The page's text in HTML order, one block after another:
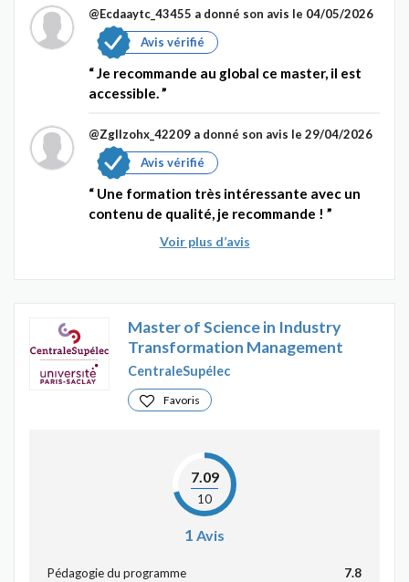
@Ecdaaytc_43455 a donné son avis le 04/05/2026
Avis vérifié
Je recommande au global ce master, il est
accessible.
@Zgllzohx_42209 a donné son avis le 29/04/2026
Avis vérifié
Une formation très intéressante avec un
contenu de qualité, je recommande !
Voir plus d’avis
Master of Science in Industry
Transformation Management
CentraleSupélec
Favoris
7.09
10
1 Avis
Pédagogie du programme 7.8